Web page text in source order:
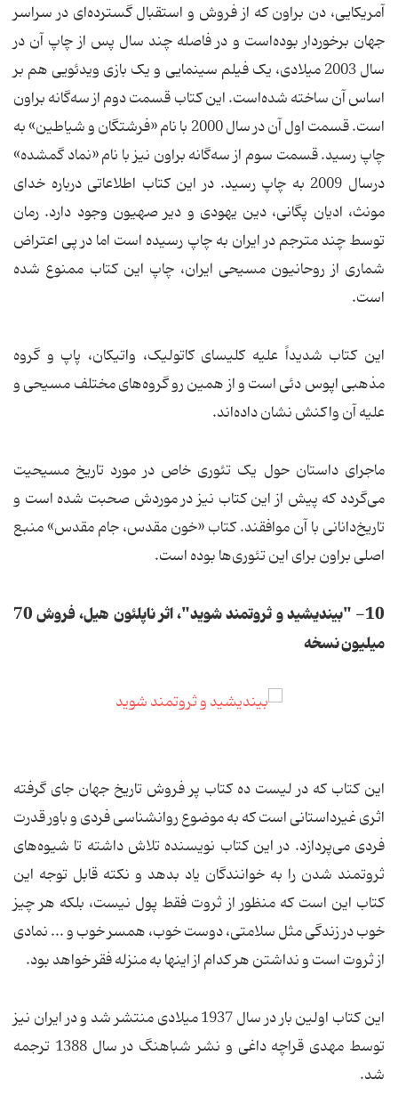
آمریکایی، دن براون که از فروش و استقبال گسترده‌ای در سراسر
جهان برخوردار بوده‌است و در فاصله چند سال پس از چاپ آن در
سال 2003 میلادی، یک فیلم سینمایی و یک بازی ویدئویی هم بر
اساس آن ساخته شده‌است. این کتاب قسمت دوم از سه‌گانه براون
است. قسمت اول آن در سال 2000 با نام «فرشتگان و شیاطین» به
چاپ رسید. قسمت سوم از سه‌گانه براون نیز با نام «نماد گمشده»
درسال 2009 به چاپ رسید. در این کتاب اطلاعاتی درباره خدای
مونث، ادیان پگانی، دین یهودی و دیر صهیون وجود دارد. رمان
توسط چند مترجم در ایران به چاپ رسیده است اما در پی اعتراض
شماری از روحانیون مسیحی ایران، چاپ این کتاب ممنوع شده
است.
این کتاب شدیداً علیه کلیسای کاتولیک، واتیکان، پاپ و گروه
مذهبی اپوس دئی است و از همین رو گروه‌های مختلف مسیحی و
علیه آن واکنش نشان داده‌اند.
ماجرای داستان حول یک تئوری خاص در مورد تاریخ مسیحیت
می‌گردد که پیش از این کتاب نیز در موردش صحبت شده است و
تاریخ‌دانانی با آن موافقند. کتاب «خون مقدس، جام مقدس» منبع
اصلی براون برای این تئوری‌ها بوده است.
10- "بیندیشید و ثروتمند شوید"، اثر ناپلئون هیل، فروش 70
میلیون نسخه
این کتاب که در لیست ده کتاب پر فروش تاریخ جهان جای گرفته
اثری غیرداستانی است که به موضوع روانشناسی فردی و باور قدرت
فردی می‌پردازد. در این کتاب نویسنده تلاش داشته تا شیوه‌های
ثروتمند شدن را به خوانندگان یاد بدهد و نکته قابل توجه این
کتاب این است که منظور از ثروت فقط پول نیست، بلکه هر چیز
خوب در زندگی مثل سلامتی، دوست خوب، همسر خوب و ... نمادی
از ثروت است و نداشتن هر کدام از اینها به منزله فقر خواهد بود.
این کتاب اولین بار در سال 1937 میلادی منتشر شد و در ایران نیز
توسط مهدی قراچه داغی و نشر شباهنگ در سال 1388 ترجمه
شد.